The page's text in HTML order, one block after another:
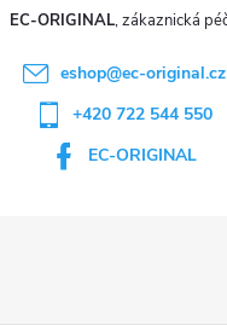
EC-ORIGINAL
eshop@ec-original.cz
+420 722 544 550
EC-ORIGINAL